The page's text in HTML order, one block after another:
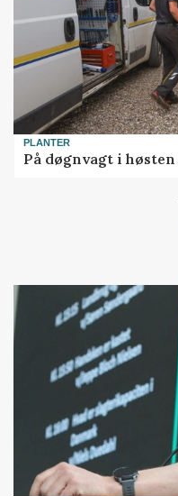
PLANTER
På døgnvagt i høsten